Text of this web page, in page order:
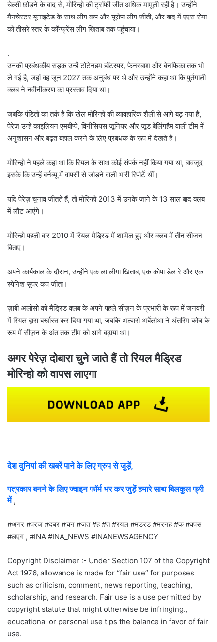
चेल्सी छोड़ने के बाद से, मोरिन्हो की ट्रॉफी जीत अधिक मामूली रही है। उन्होंने
मैनचेस्टर यूनाइटेड के साथ लीग कप और यूरोपा लीग जीती, और बाद में एएस रोमा
को तीसरे स्तर के कॉन्फ्रेंस लीग खिताब तक पहुंचाया।
.
उनकी प्रबंधकीय सड़क उन्हें टोटेनहम हॉटस्पर, फेनरबाश और बेनफिका तक भी
ले गई है, जहां वह जून 2027 तक अनुबंध पर थे और उन्होंने कहा था कि पुर्तगाली
क्लब ने नवीनीकरण का प्रस्ताव दिया था।
जबकि पंडितों का तर्क है कि खेल मोरिन्हो की व्यावहारिक शैली से आगे बढ़ गया है,
पेरेज़ उन्हें काइलियन एमबीप्पे, विनीसियस जूनियर और जूड बेलिंगहैम वाली टीम में
अनुशासन और बढ़त बहाल करने के लिए प्रबंधक के रूप में देखते हैं।
मोरिन्हो ने पहले कहा था कि रियल के साथ कोई संपर्क नहीं किया गया था, बावजूद
इसके कि उन्हें बर्नब्यू में वापसी से जोड़ने वाली भारी रिपोर्टें थीं।
यदि पेरेज़ चुनाव जीतते हैं, तो मोरिन्हो 2013 में उनके जाने के 13 साल बाद क्लब
में लौट आएंगे।
मोरिन्हो पहली बार 2010 में रियल मैड्रिड में शामिल हुए और क्लब में तीन सीज़न
बिताए।
अपने कार्यकाल के दौरान, उन्होंने एक ला लीगा खिताब, एक कोपा डेल रे और एक
स्पेनिश सुपर कप जीता।
ज़ाबी अलोंसो को मैड्रिड क्लब के अपने पहले सीज़न के प्रभारी के रूप में जनवरी
में रियल द्वारा बर्खास्त कर दिया गया था, जबकि अल्वारो अर्बेलोआ ने अंतरिम कोच के
रूप में सीज़न के अंत तक टीम को आगे बढ़ाया था।
अगर पेरेज़ दोबारा चुने जाते हैं तो रियल मैड्रिड
मोरिन्हो को वापस लाएगा
देश दुनियां की खबरें पाने के लिए ग्रुप से जुड़ें,
पत्रकार बनने के लिए ज्वाइन फॉर्म भर कर जुड़ें हमारे साथ बिलकुल फ्री
में ,
#अगर #परज #दबर #चन #जत #ह #त #रयल #मडरड #मरनह #क #वपस
#लएग , #INA #INA_NEWS #INANEWSAGENCY
Copyright Disclaimer :- Under Section 107 of the Copyright
Act 1976, allowance is made for “fair use” for purposes
such as criticism, comment, news reporting, teaching,
scholarship, and research. Fair use is a use permitted by
copyright statute that might otherwise be infringing.,
educational or personal use tips the balance in favor of fair
use.